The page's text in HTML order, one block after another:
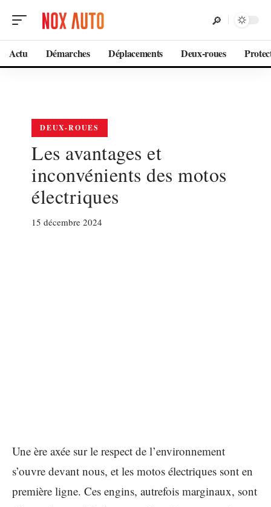
Actu Démarches Déplacements Deux-roues
DEUX-ROUES
Les avantages et
inconvénients des motos
électriques
15 décembre 2024
Une ère axée sur le respect de l’environnement
s’ouvre devant nous, et les motos électriques sont en
première ligne. Ces engins, autrefois marginaux, sont